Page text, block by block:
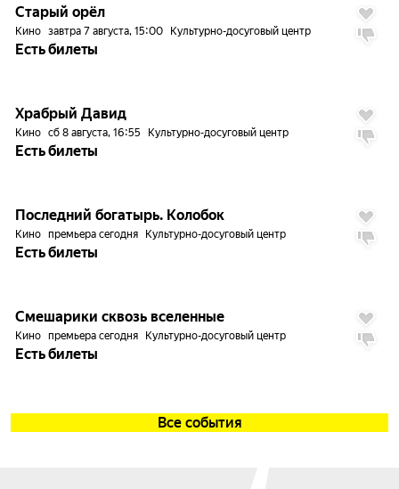
7.5
Старый орёл
Кино завтра 7 августа, 15:00 Культурно-досуговый центр
Есть билеты
6.9
Храбрый Давид
Кино сб 8 августа, 16:55 Культурно-досуговый центр
Есть билеты
Последний богатырь. Колобок
Кино премьера сегодня Культурно-досуговый центр
Есть билеты
Смешарики сквозь вселенные
Кино премьера сегодня Культурно-досуговый центр
Есть билеты
Все события